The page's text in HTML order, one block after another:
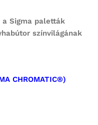
Sigma paletták
színvilágának
CHROMATIC®)